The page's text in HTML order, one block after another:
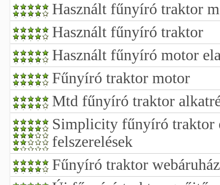
Használt fűnyíró traktor
Használt fűnyíró traktor
Használt fűnyíró motor
Fűnyíró traktor motor
Mtd fűnyíró traktor
Simplicity fűnyíró traktor
felszerelések
Fűnyíró traktor webáruház